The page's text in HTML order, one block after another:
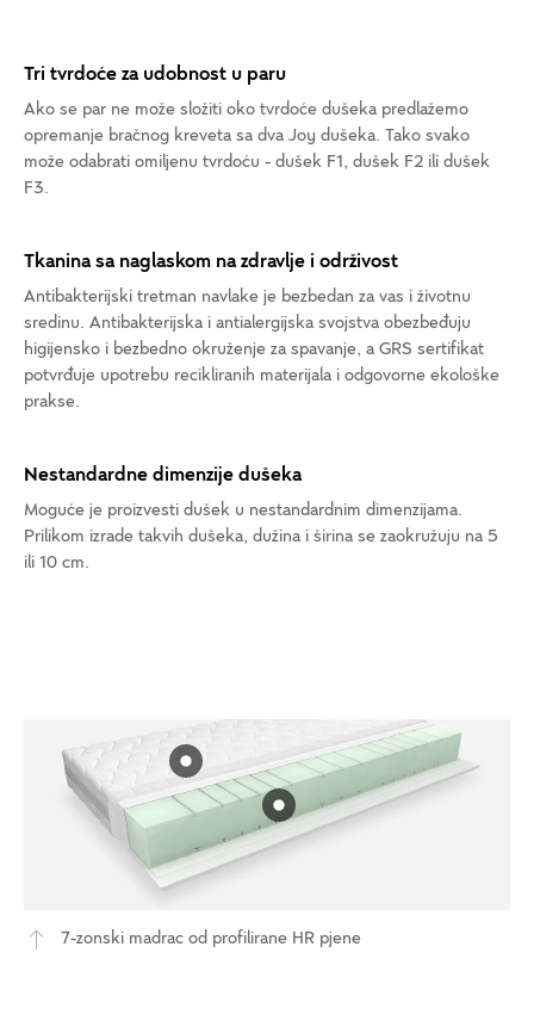
Tri tvrdoće za udobnost u paru
Ako se par ne može složiti oko tvrdoće dušeka predlažemo
opremanje bračnog kreveta sa dva Joy dušeka. Tako svako
može odabrati omiljenu tvrdoću - dušek F1, dušek F2 ili dušek
F3.
Tkanina sa naglaskom na zdravlje i održivost
Antibakterijski tretman navlake je bezbedan za vas i životnu
sredinu. Antibakterijska i antialergijska svojstva obezbeđuju
higijensko i bezbedno okruženje za spavanje, a GRS sertifikat
potvrđuje upotrebu recikliranih materijala i odgovorne ekološke
prakse.
Nestandardne dimenzije dušeka
Moguće je proizvesti dušek u nestandardnim dimenzijama.
Prilikom izrade takvih dušeka, dužina i širina se zaokružuju na 5
ili 10 cm.
7-zonski madrac od profilirane HR pjene